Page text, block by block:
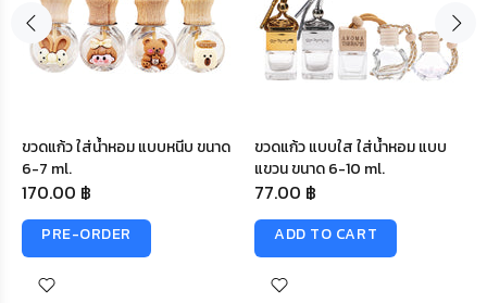
ขวดแก้ว ใส่น้ำหอม แบบหนีบ ขนาด
6-7 ml.
170.00 ฿
PRE-ORDER
ขวดแก้ว แบบใส ใส่น้ำหอม แบบ
แขวน ขนาด 6-10 ml.
77.00 ฿
ADD TO CART